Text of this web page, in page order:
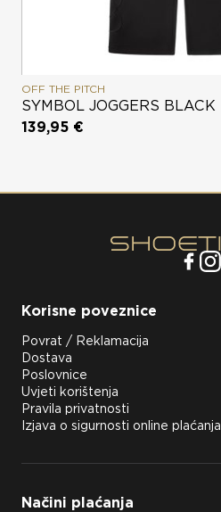
OFF THE PITCH
SYMBOL JOGGERS BLACK
139,95 €
Korisne poveznice
Povrat / Reklamacija
Dostava
Poslovnice
Uvjeti korištenja
Pravila privatnosti
Izjava o sigurnosti online plaćanja
Načini plaćanja